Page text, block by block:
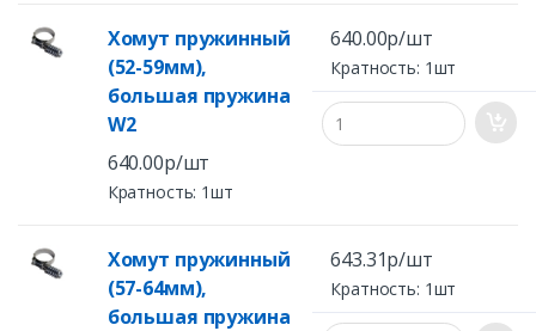
Хомут пружинный
(52-59мм),
большая пружина
W2
640.00р/шт
Кратность: 1шт
640.00р/шт
Кратность: 1шт
Хомут пружинный
(57-64мм),
большая пружина
643.31р/шт
Кратность: 1шт